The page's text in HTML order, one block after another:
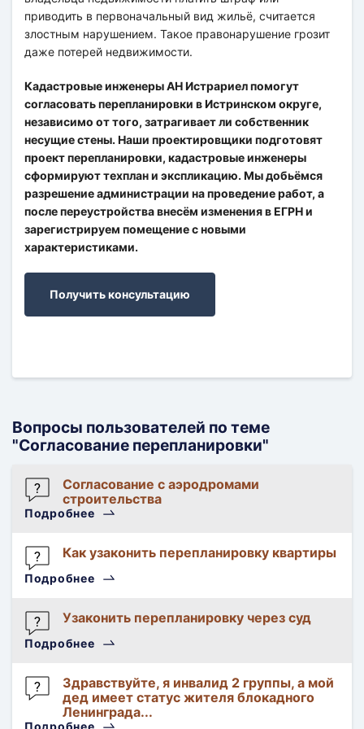
приводить в первоначальный вид жильё, считается
злостным нарушением. Такое правонарушение грозит
даже потерей недвижимости.
Кадастровые инженеры АН Истрариел помогут
согласовать перепланировки в Истринском округе,
независимо от того, затрагивает ли собственник
несущие стены. Наши проектировщики подготовят
проект перепланировки, кадастровые инженеры
сформируют техплан и экспликацию. Мы добьёмся
разрешение администрации на проведение работ, а
после переустройства внесём изменения в ЕГРН и
зарегистрируем помещение с новыми
характеристиками.
Получить консультацию
Вопросы пользователей по теме
"Согласование перепланировки"
Согласование с аэродромами
строительства
Гость
Согласование
строительства
Подробнее
Как узаконить перепланировку квартиры
411174
Регистрация
Подробнее
Узаконить перепланировку через суд
права
Подробнее
Здравствуйте, я инвалид 2 группы, а мой
дед имеет статус жителя блокадного
Ленинграда...
Подробнее